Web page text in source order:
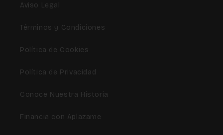
Aviso Legal
Términos y Condiciones
Política de Cookies
Política de Privacidad
Conoce Nuestra Historia
Financia con Aplazame